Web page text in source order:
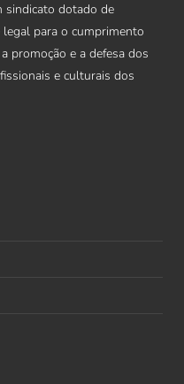
sindicato dotado de
legal para o cumprimento
promoção e a defesa dos
e culturais dos